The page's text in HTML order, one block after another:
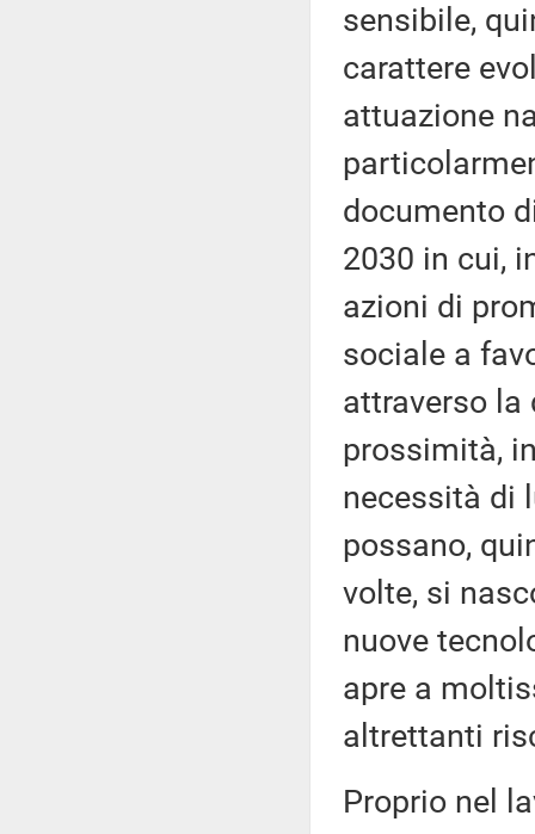
sensibile,
carattere
attuazione
documento
2030 in cui,
azioni di
sociale a
attraverso la
prossimità,
necessità di
possano,
volte, si
nuove
apre a
altrettanti
Proprio nel